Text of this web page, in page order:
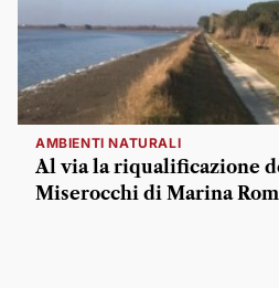
AMBIENTI NATURALI
Al via la riqualificazione
Miserocchi di Marina